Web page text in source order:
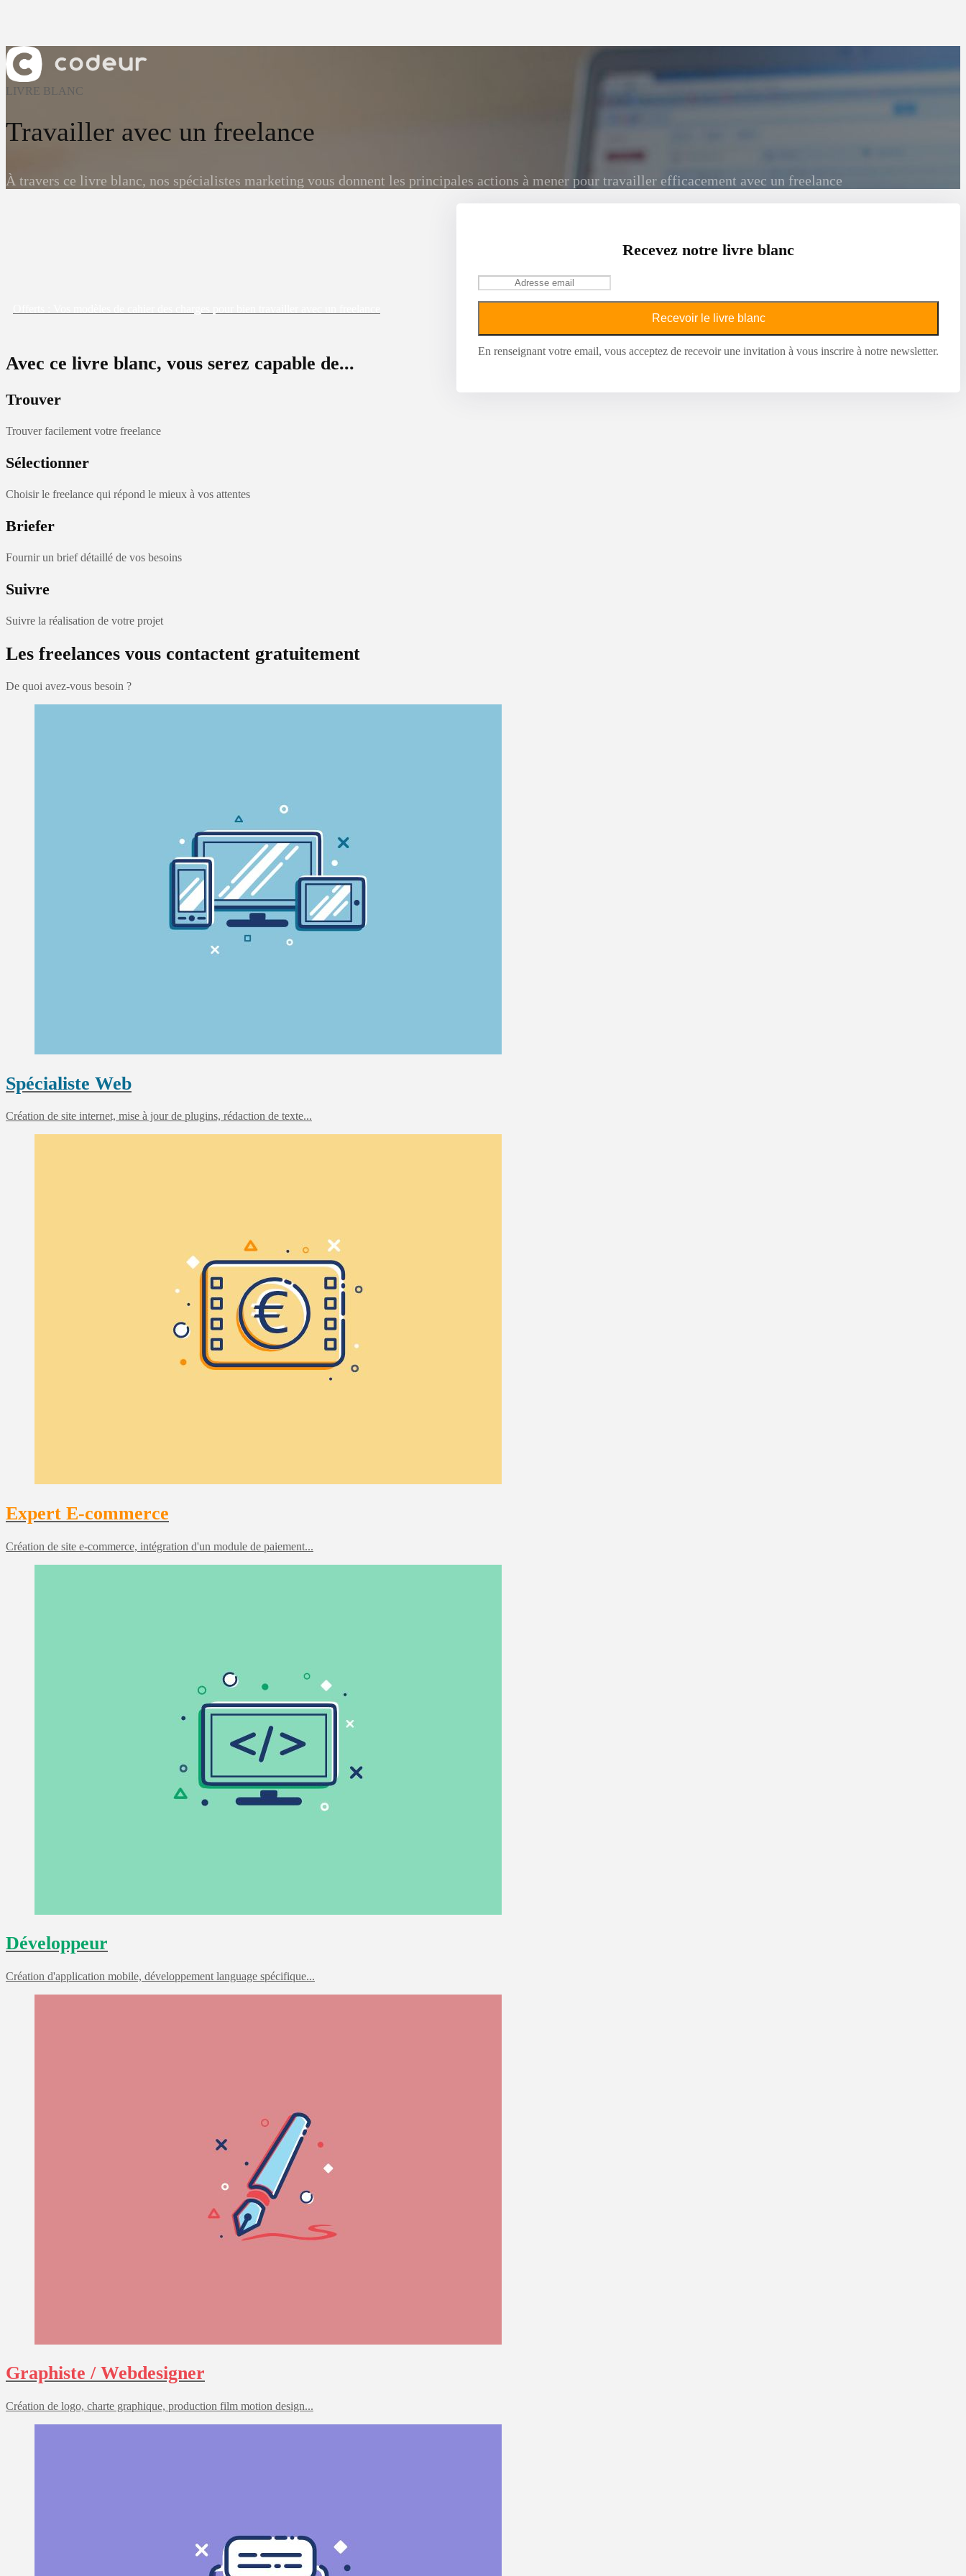
LIVRE BLANC
Travailler avec un freelance
À travers ce livre blanc, nos spécialistes marketing vous donnent les principales actions à mener pour travailler efficacement avec un freelance
Recevez notre livre blanc
En renseignant votre email, vous acceptez de recevoir une invitation à vous inscrire à notre newsletter.
Avec ce livre blanc, vous serez capable de...
Trouver
Trouver facilement votre freelance
Sélectionner
Choisir le freelance qui répond le mieux à vos attentes
Briefer
Fournir un brief détaillé de vos besoins
Suivre
Suivre la réalisation de votre projet
Les freelances vous contactent gratuitement
De quoi avez-vous besoin ?
Spécialiste Web
Création de site internet, mise à jour de plugins, rédaction de texte...
Expert E-commerce
Création de site e-commerce, intégration d'un module de paiement...
Développeur
Création d'application mobile, développement language spécifique...
Graphiste / Webdesigner
Création de logo, charte graphique, production film motion design...